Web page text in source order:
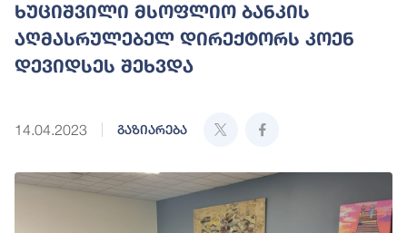
ხუციშვილი მსოფლიო ბანკის
აღმასრულებელ დირექტორს კოენ
დევიდსეს შეხვდა
14.04.2023 გაზიარება